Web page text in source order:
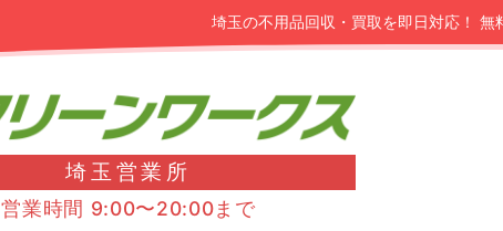
埼玉の不用品回収・買取を即日対応！ 無
埼玉営業所
営業時間 9:00〜20:00まで